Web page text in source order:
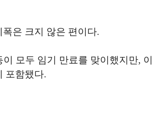
은 크지 않은 편이다.
모두 임기 만료를 맞이했지만, 이
포함됐다.